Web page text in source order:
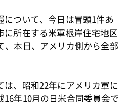
ついて、今日は冒頭1件あ
に所在する米軍根岸住宅地区
、本日、アメリカ側から全部
、昭和22年にアメリカ軍に
年10月の日米合同委員会で